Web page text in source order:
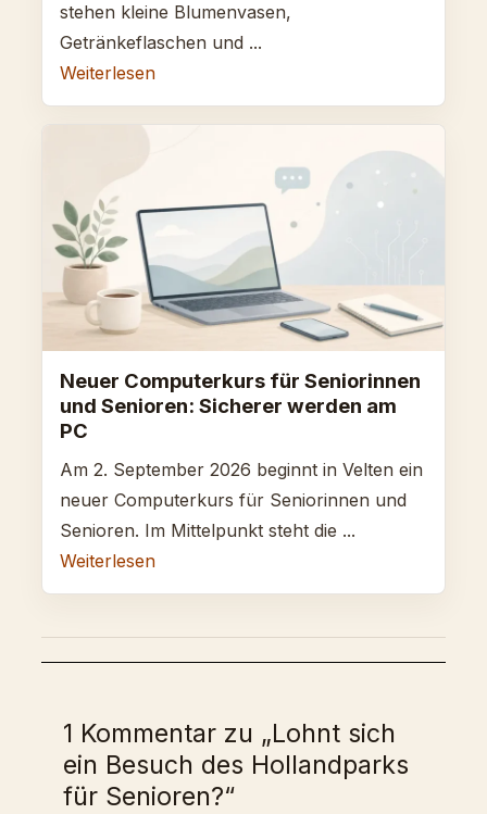
stehen kleine Blumenvasen,
Getränkeflaschen und ...
Weiterlesen
Neuer Computerkurs für Seniorinnen
und Senioren: Sicherer werden am
PC
Am 2. September 2026 beginnt in Velten ein
neuer Computerkurs für Seniorinnen und
Senioren. Im Mittelpunkt steht die ...
Weiterlesen
1 Kommentar zu „Lohnt sich
ein Besuch des Hollandparks
für Senioren?“